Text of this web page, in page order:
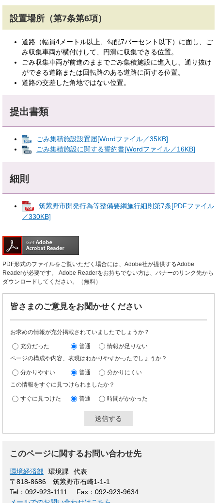
設置場所（第7条第6項）
道路（幅員4メートル以上、勾配7パーセント以下）に面し、ご
み収集車両が横付けして、円滑に収集できる位置。
ごみ収集車両が前進のままでごみ集積施設に進入し、通り抜け
ができる道路または回転路のある道路に面する位置。
道路の交差した角地ではない位置。
提出書類
ごみ集積施設設置届[Wordファイル／35KB]
ごみ集積施設に関する誓約書[Wordファイル／16KB]
細則
筑紫野市開発行為等整備要綱施行細則第7条[PDFファイル
／330KB]
PDF形式のファイルをご覧いただく場合には、Adobe社が提供するAdobe
Readerが必要です。
Adobe Readerをお持ちでない方は、バナーのリンク先から
ダウンロードしてください。（無料）
皆さまのご意見をお聞かせください
お求めの情報が充分掲載されていましたでしょうか？
充分だった 普通
情報が足りない
ページの構成や内容、表現はわかりやすかったでしょうか？
分かりやすい 普通
分かりにくい
この情報をすぐに見つけられましたか？
すぐに見つけた 普通 時間がかかった
このページに関するお問い合わせ先
環境経済部 環境課
代表
〒818-8686 筑紫野市石崎1-1-1
Tel：092-923-1111
Fax：092-923-9634